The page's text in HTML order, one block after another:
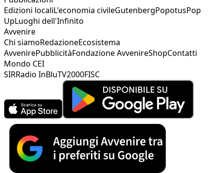
Edizioni localiL'economia civileGutenbergPopotusPop
UpLuoghi dell'Infinito
Avvenire
Chi siamoRedazioneEcosistema
AvvenirePubblicitàFondazione AvvenireShopContatti
Mondo CEI
SIRRadio InBluTV2000FISC